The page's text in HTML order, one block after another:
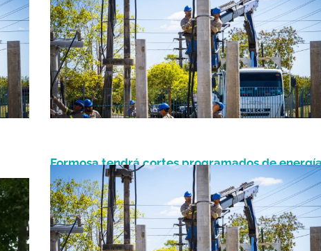
Formosa tendrá cortes programados de
por trabajos de mantenimiento